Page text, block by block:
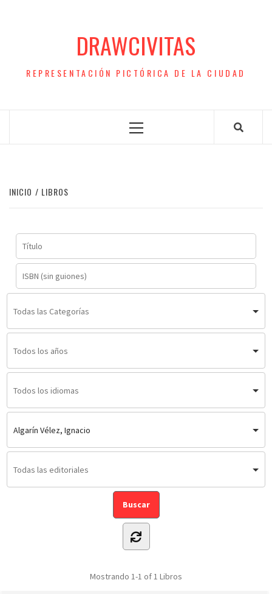
DRAWCIVITAS
REPRESENTACIÓN PICTÓRICA DE LA CIUDAD
Menú
INICIO LIBROS
Algarín Vélez, Ignacio
Mostrando 1-1 of 1 Libros